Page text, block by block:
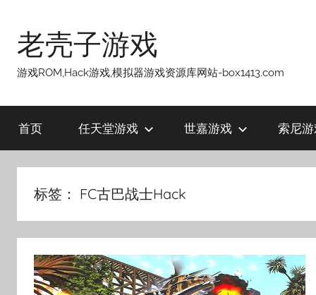
老壳子游戏
游戏ROM,Hack游戏,模拟器游戏资源库网站-box1413.com
首页 任天堂游戏 世嘉游戏 索尼
标签： FC古巴战士Hack